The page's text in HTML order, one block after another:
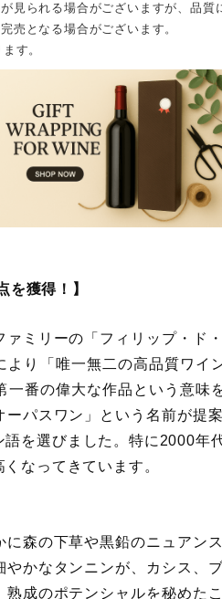
られる場合がございますが、品質
売となる場合がございます。
す。
を獲得！】
ァミリーの「フィリップ・ド
より「唯一無二の高品質ワ
一番の偉大な作品という意味
ーパスワン」という名前が提
を選びました。特に2000
なってきています。
森の下草や黒鉛のニュアン
かなタンニンが、カシス、
熟成のポテンシャルを秘めた